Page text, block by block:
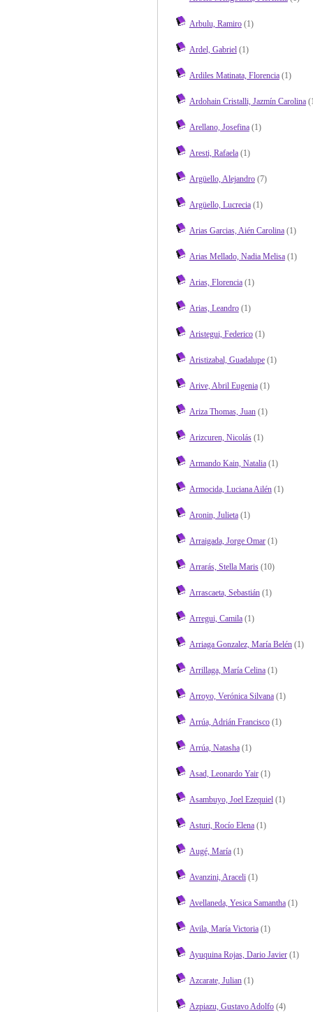
Arbulu, Ramiro(1)
Ardel, Gabriel(1)
Ardiles Matinata, Florencia(1)
Ardohain Cristalli, Jazmín Carolina
Arellano, Josefina(1)
Aresti, Rafaela(1)
Argüello, Alejandro(7)
Argüello, Lucrecia(1)
Arias Garcias, Aién Carolina(1)
Arias Mellado, Nadia Melisa(1)
Arias, Florencia(1)
Arias, Leandro(1)
Aristegui, Federico(1)
Aristizabal, Guadalupe(1)
Arive, Abril Eugenia(1)
Ariza Thomas, Juan(1)
Arizcuren, Nicolás(1)
Armando Kain, Natalia(1)
Armocida, Luciana Ailén(1)
Aronin, Julieta(1)
Arraigada, Jorge Omar(1)
Arrarás, Stella Maris(10)
Arrascaeta, Sebastián(1)
Arregui, Camila(1)
Arriaga Gonzalez, María Belén(1)
Arrillaga, María Celina(1)
Arroyo, Verónica Silvana(1)
Arrúa, Adrián Francisco(1)
Arrúa, Natasha(1)
Asad, Leonardo Yair(1)
Asambuyo, Joel Ezequiel(1)
Asturi, Rocío Elena(1)
Augé, María(1)
Avanzini, Araceli(1)
Avellaneda, Yesica Samantha(1)
Avila, María Victoria(1)
Ayuquina Rojas, Dario Javier(1)
Azcarate, Julian(1)
Azpiazu, Gustavo Adolfo(4)